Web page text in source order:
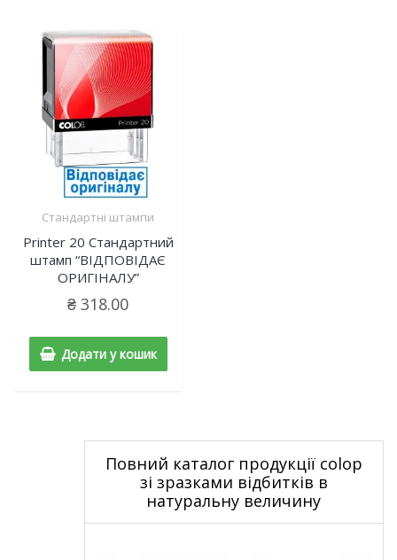
Стандартні штампи
Printer 20 Cтандартний
штамп “ВІДПОВІДАЄ
ОРИГІНАЛУ”
₴ 318.00
Додати у кошик
Повний каталог продукції colop
зі зразками відбитків в
натуральну величину